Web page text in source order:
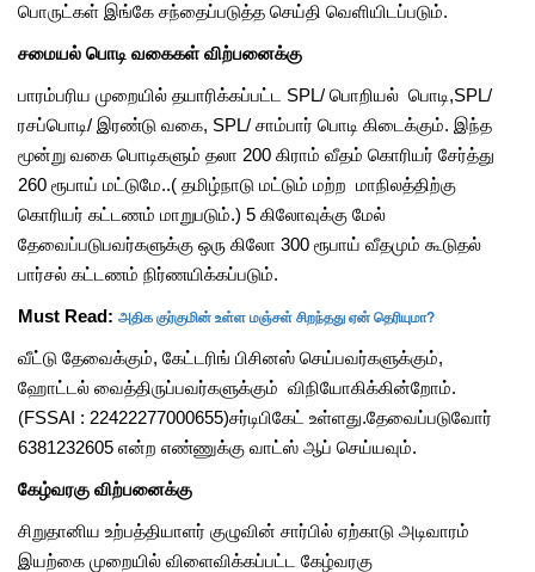
பொருட்கள் இங்கே சந்தைப்படுத்த செய்தி வெளியிடப்படும்.
சமையல் பொடி வகைகள் விற்பனைக்கு
பாரம்பரிய முறையில் தயாரிக்கப்பட்ட SPL/ பொறியல் பொடி,SPL/
ரசப்பொடி/ இரண்டு வகை, SPL/ சாம்பார் பொடி கிடைக்கும். இந்த
மூன்று வகை பொடிகளும் தலா 200 கிராம் வீதம் கொரியர் சேர்த்து
260 ரூபாய் மட்டுமே..( தமிழ்நாடு மட்டும் மற்ற மாநிலத்திற்கு
கொரியர் கட்டணம் மாறுபடும்.) 5 கிலோவுக்கு மேல்
தேவைப்படுபவர்களுக்கு ஒரு கிலோ 300 ரூபாய் வீதமும் கூடுதல்
பார்சல் கட்டணம் நிர்ணயிக்கப்படும்.
Must Read: அதிக குர்குமின் உள்ள மஞ்சள் சிறந்தது ஏன் தெரியுமா?
வீட்டு தேவைக்கும், கேட்டரிங் பிசினஸ் செய்பவர்களுக்கும்,
ஹோட்டல் வைத்திருப்பவர்களுக்கும் விநியோகிக்கின்றோம்.
(FSSAI : 22422277000655)சர்டிபிகேட் உள்ளது.தேவைப்படுவோர்
6381232605 என்ற எண்ணுக்கு வாட்ஸ் ஆப் செய்யவும்.
கேழ்வரகு விற்பனைக்கு
சிறுதானிய உற்பத்தியாளர் குழுவின் சார்பில் ஏற்காடு அடிவாரம்
இயற்கை முறையில் விளைவிக்கப்பட்ட கேழ்வரகு